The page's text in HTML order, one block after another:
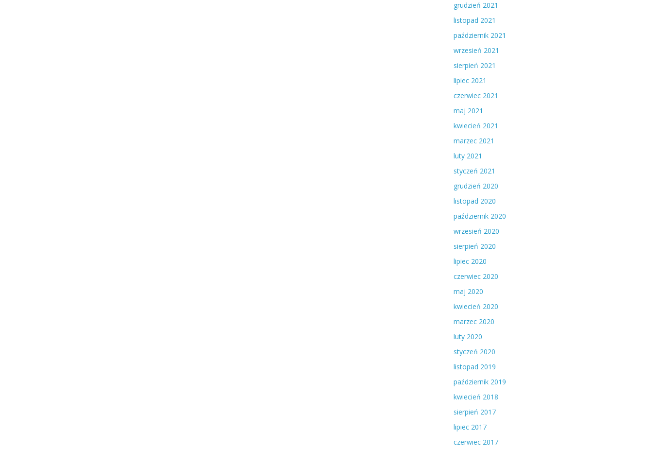
grudzień 2021
listopad 2021
październik 2021
wrzesień 2021
sierpień 2021
lipiec 2021
czerwiec 2021
maj 2021
kwiecień 2021
marzec 2021
luty 2021
styczeń 2021
grudzień 2020
listopad 2020
październik 2020
wrzesień 2020
sierpień 2020
lipiec 2020
czerwiec 2020
maj 2020
kwiecień 2020
marzec 2020
luty 2020
styczeń 2020
listopad 2019
październik 2019
kwiecień 2018
sierpień 2017
lipiec 2017
czerwiec 2017